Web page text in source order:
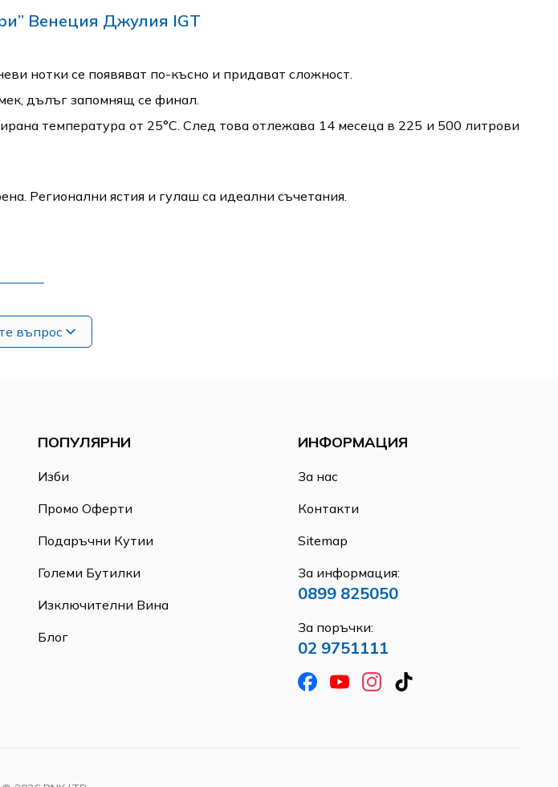
Венеция Джулия IGT
нотки се появяват по-късно и придават сложност.
дълъг запомнящ се финал.
температура от 25°C. След това отлежава 14 месеца в 225 и 500 литрови
Регионални ястия и гулаш са идеални съчетания.
въпрос
ПОПУЛЯРНИ
Изби
Промо Оферти
Подаръчни Кутии
Големи Бутилки
Изключителни Вина
Блог
ИНФОРМАЦИЯ
За нас
Контакти
Sitemap
За информация:
0899 825050
За поръчки:
02 9751111